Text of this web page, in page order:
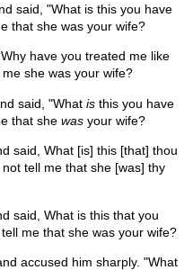
said, "What is this you have
that she was your wife?
have you treated me like
she was your wife?
said, "What is this you have
that she was your wife?
said, What [is] this [that] thou
tell me that she [was] thy
said, What is this that you
me that she was your wife?
accused him sharply. "What